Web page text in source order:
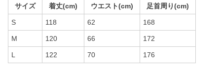
サイズ 着丈(cm) ウエスト(cm) 足首周り(cm)
S 118 62 168
M 120 66 172
L 122 70 176